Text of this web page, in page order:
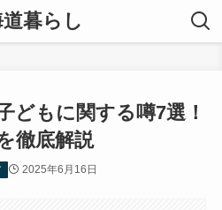
暮らし
どもに関する噂7選！
徹底解説
2025年6月16日